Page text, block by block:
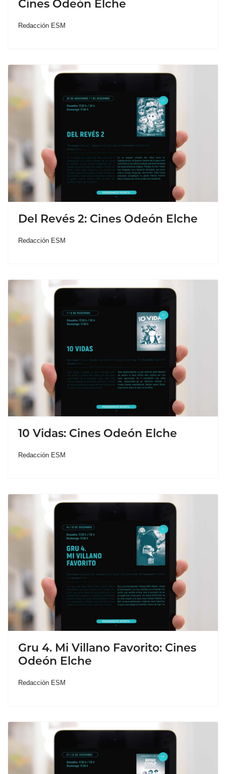
Cines Odeón Elche
Redacción ESM
Del Revés 2: Cines Odeón Elche
Redacción ESM
10 Vidas: Cines Odeón Elche
Redacción ESM
Gru 4. Mi Villano Favorito: Cines
Odeón Elche
Redacción ESM